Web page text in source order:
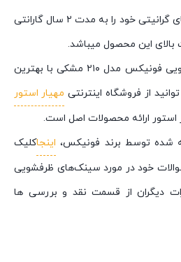
برند فونیکس تمام سینک های گرانیتی خود را به مدت ۲ سال گارانتی
این محصول میباشد.
شما برای خرید سینک ظرفشویی فونیکس مدل ۲۱۰ مشکی با بهترین
از فروشگاه اینترنتی مهیار استور
ارائه محصولات اصل است.
شده توسط برند فونیکس، اینجاکلیک
خود در مورد سینک‌های ظرفشویی
دیگران از قسمت نقد و بررسی ها